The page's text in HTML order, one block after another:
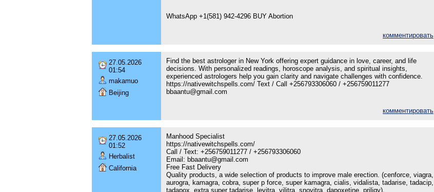
WhatsApp +1(581) 942-4296 BUY Abortion
комментировать
27.05.2026
01:54
makamuo
Beijing
Find the best astrologer in New York offering expert guidance in love, career, and life
decisions. With personalized readings, horoscope analysis, and spiritual insights,
experienced astrologers help you gain clarity and navigate challenges with confidence.
https://nativewitchspells.com/ Text / Call +256793306060 / +256759011277
bbaantu@gmail.com
комментировать
27.05.2026
01:52
Herbalist
California
Manhood Specialist
https://nativewitchspells.com/
Call / Text: +256759011277 / +256793306060
Email: bbaantu@gmail.com
Free Fast Delivery
Quality products, a wide selection of products to improve male erection. (cenforce, viagra,
aurogra, kamagra, cobra, super p force, super kamagra, cialis, vidalista, tadarise, tadacip,
tadapox, extra super tadarise, levitra, vilitra, snovitra, dapoxetine, priligy).